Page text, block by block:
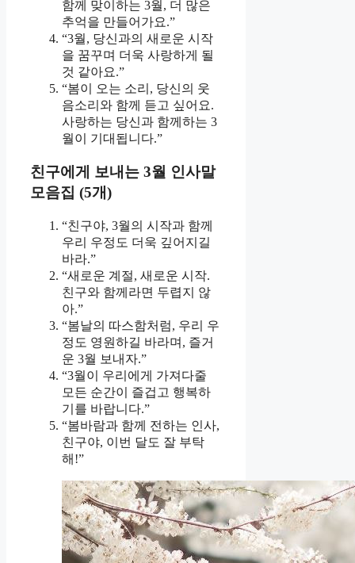
함께 맞이하는 3월, 더 많은
추억을 만들어가요.”
“3월, 당신과의 새로운 시작
을 꿈꾸며 더욱 사랑하게 될
것 같아요.”
“봄이 오는 소리, 당신의 웃
음소리와 함께 듣고 싶어요.
사랑하는 당신과 함께하는 3
월이 기대됩니다.”
친구에게 보내는 3월 인사말
모음집 (5개)
“친구야, 3월의 시작과 함께
우리 우정도 더욱 깊어지길
바라.”
“새로운 계절, 새로운 시작.
친구와 함께라면 두렵지 않
아.”
“봄날의 따스함처럼, 우리 우
정도 영원하길 바라며, 즐거
운 3월 보내자.”
“3월이 우리에게 가져다줄
모든 순간이 즐겁고 행복하
기를 바랍니다.”
“봄바람과 함께 전하는 인사,
친구야, 이번 달도 잘 부탁
해!”